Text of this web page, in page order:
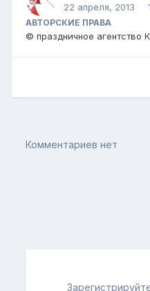
22 апреля, 2013
АВТОРСКИЕ ПРАВА
© праздничное агентство
Комментариев нет